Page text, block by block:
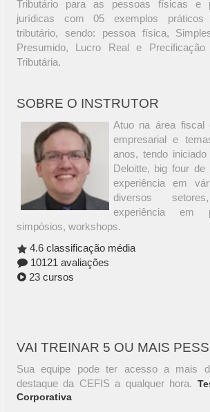
Tributário para as pessoas físicas e
jurídicas com 05 exemplos práticos
tributário, sendo: pessoa física,
Presumido, Lucro Real e
Tributária.
SOBRE O INSTRUTOR
Atuo na área fiscal
empresarial e
anos, tendo
Deloitte, big four
experiência em
diversos
experiência em
simpósios, workshops.
4.6 classificação média
10121 avaliações
23 cursos
VAI TREINAR 5 OU MAIS
Sua equipe pode ter acesso a mais
destaque da CEFIS a qualquer hora.
Corporativa